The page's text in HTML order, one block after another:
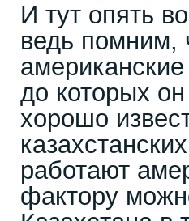
И тут опять
ведь помним,
до которых
хорошо
работают
фактору